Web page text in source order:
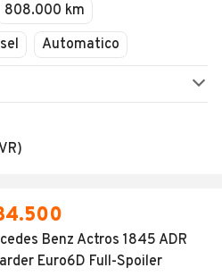
808.000 km
Automatico
Benz Actros 1845 ADR
Euro6D Full-Spoiler